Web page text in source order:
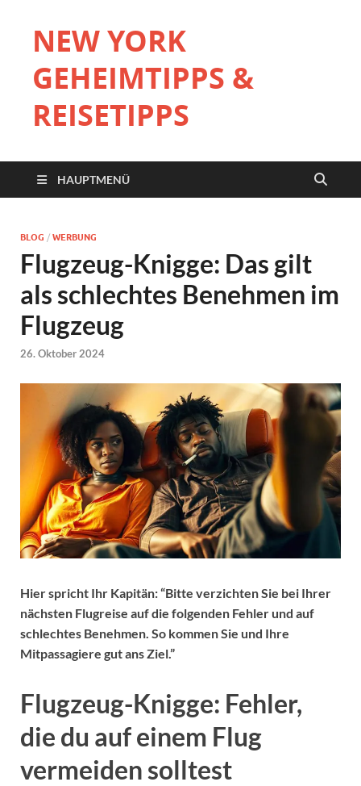
NEW YORK
GEHEIMTIPPS &
REISETIPPS
HAUPTMENÜ
BLOG / WERBUNG
Flugzeug-Knigge: Das gilt
als schlechtes Benehmen im
Flugzeug
26. Oktober 2024
Hier spricht Ihr Kapitän: “Bitte verzichten Sie bei Ihrer
nächsten Flugreise auf die folgenden Fehler und auf
schlechtes Benehmen. So kommen Sie und Ihre
Mitpassagiere gut ans Ziel.”
Flugzeug-Knigge: Fehler,
die du auf einem Flug
vermeiden solltest